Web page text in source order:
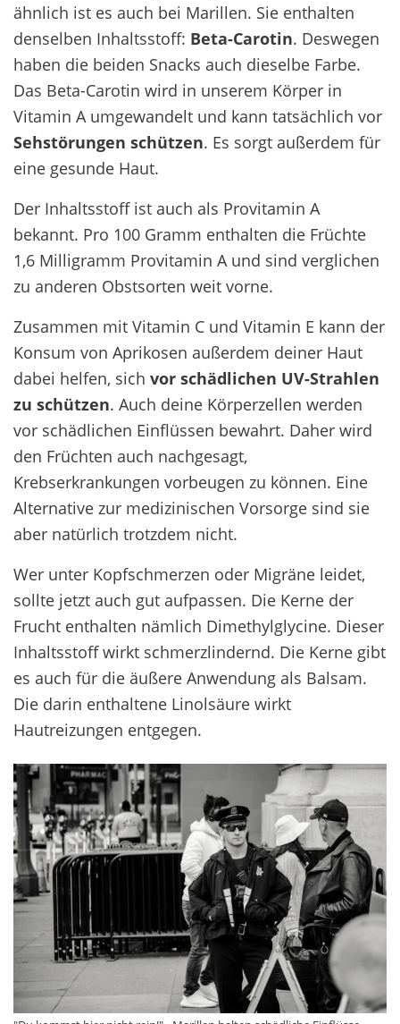
ähnlich ist es auch bei Marillen. Sie enthalten
denselben Inhaltsstoff: Beta-Carotin. Deswegen
haben die beiden Snacks auch dieselbe Farbe.
Das Beta-Carotin wird in unserem Körper in
Vitamin A umgewandelt und kann tatsächlich vor
Sehstörungen schützen. Es sorgt außerdem für
eine gesunde Haut.
Der Inhaltsstoff ist auch als Provitamin A
bekannt. Pro 100 Gramm enthalten die Früchte
1,6 Milligramm Provitamin A und sind verglichen
zu anderen Obstsorten weit vorne.
Zusammen mit Vitamin C und Vitamin E kann der
Konsum von Aprikosen außerdem deiner Haut
dabei helfen, sich vor schädlichen UV-Strahlen
zu schützen. Auch deine Körperzellen werden
vor schädlichen Einflüssen bewahrt. Daher wird
den Früchten auch nachgesagt,
Krebserkrankungen vorbeugen zu können. Eine
Alternative zur medizinischen Vorsorge sind sie
aber natürlich trotzdem nicht.
Wer unter Kopfschmerzen oder Migräne leidet,
sollte jetzt auch gut aufpassen. Die Kerne der
Frucht enthalten nämlich Dimethylglycine. Dieser
Inhaltsstoff wirkt schmerzlindernd. Die Kerne gibt
es auch für die äußere Anwendung als Balsam.
Die darin enthaltene Linolsäure wirkt
Hautreizungen entgegen.